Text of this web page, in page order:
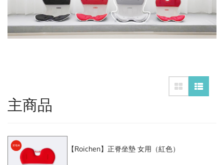
主商品
【Roichen】正脊坐墊 女用（紅色）